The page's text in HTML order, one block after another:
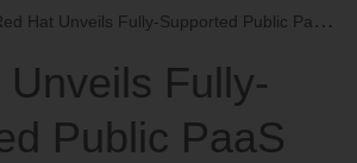
Hat Unveils Fully-Supported Public PaaS Offering, OpenShift Online...
Unveils Fully-
Public PaaS